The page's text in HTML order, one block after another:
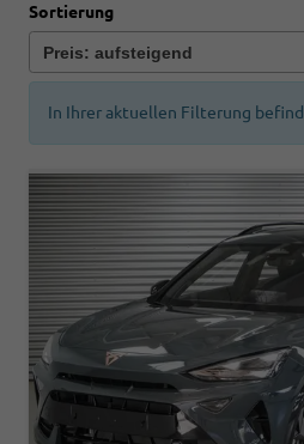
Sortierung
In Ihrer aktuellen Filterung